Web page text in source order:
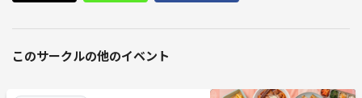
このサークルの他のイベント